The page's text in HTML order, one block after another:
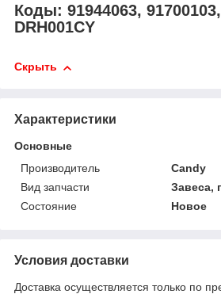
Коды: 91944063,
DRH001CY
Скрыть
Характеристики
Основные
Производитель
Candy
Вид запчасти
Завеса,
Состояние
Новое
Условия доставки
Доставка осуществляется только по